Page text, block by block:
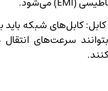
کابل‌های شبکه باید
سرعت‌های انتقال